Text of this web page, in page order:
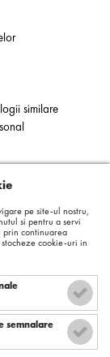
similare
pe site-ul nostru,
si pentru a servi
prin continuarea
cookie-uri in
semnalare